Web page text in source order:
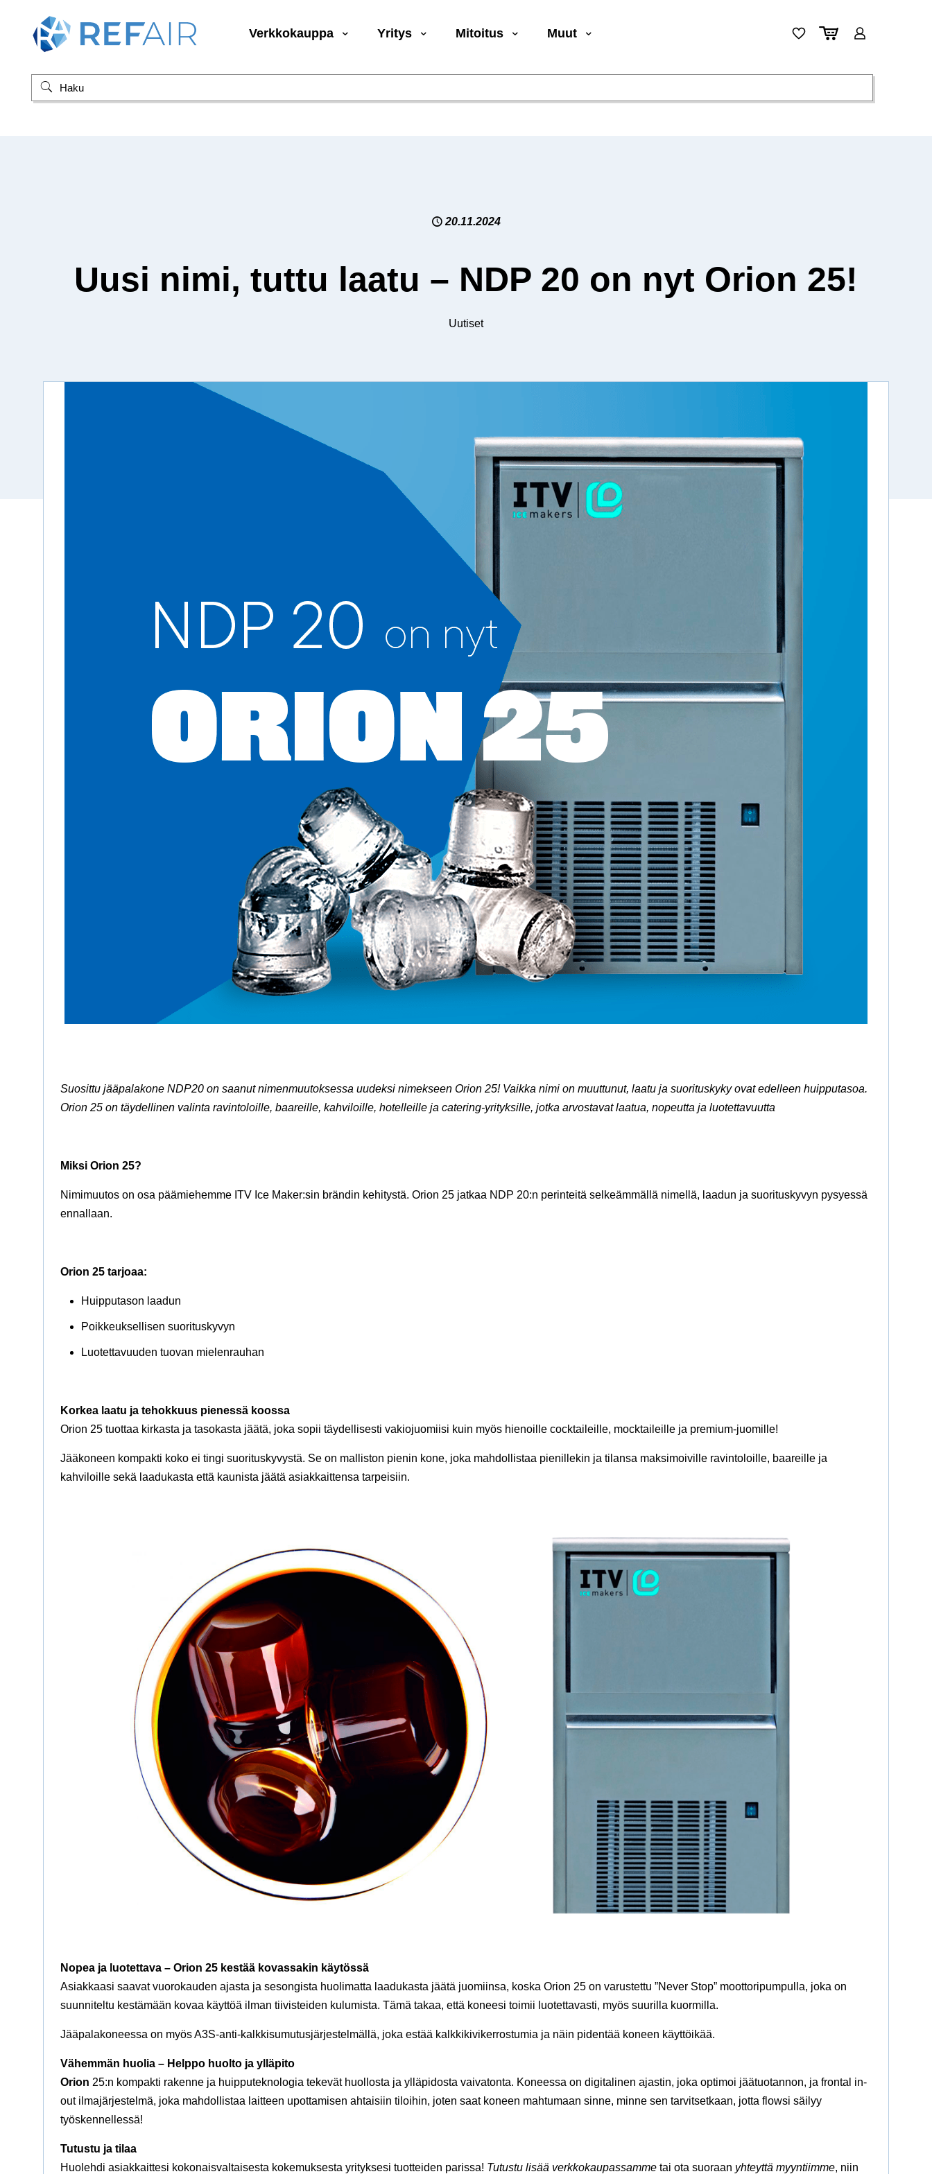
Verkkokauppa Yritys Mitoitus Muut
20.11.2024
Uusi nimi, tuttu laatu – NDP 20 on nyt Orion 25!
Uutiset
Suosittu jääpalakone NDP20 on saanut nimenmuutoksessa uudeksi nimekseen Orion 25! Vaikka nimi on muuttunut, laatu ja suorituskyky ovat edelleen huipputasoa.
Orion 25 on täydellinen valinta ravintoloille, baareille, kahviloille, hotelleille ja catering-yrityksille, jotka arvostavat laatua, nopeutta ja luotettavuutta
Miksi Orion 25?
Nimimuutos on osa päämiehemme ITV Ice Maker:sin brändin kehitystä. Orion 25 jatkaa NDP 20:n perinteitä selkeämmällä nimellä, laadun ja suorituskyvyn pysyessä
ennallaan.
Orion 25 tarjoaa:
Huipputason laadun
Poikkeuksellisen suorituskyvyn
Luotettavuuden tuovan mielenrauhan
Korkea laatu ja tehokkuus pienessä koossa
Orion 25 tuottaa kirkasta ja tasokasta jäätä, joka sopii täydellisesti vakiojuomiisi kuin myös hienoille cocktaileille, mocktaileille ja premium-juomille!
Jääkoneen kompakti koko ei tingi suorituskyvystä. Se on malliston pienin kone, joka mahdollistaa pienillekin ja tilansa maksimoiville ravintoloille, baareille ja
kahviloille sekä laadukasta että kaunista jäätä asiakkaittensa tarpeisiin.
Nopea ja luotettava – Orion 25 kestää kovassakin käytössä
Asiakkaasi saavat vuorokauden ajasta ja sesongista huolimatta laadukasta jäätä juomiinsa, koska Orion 25 on varustettu ”Never Stop” moottoripumpulla, joka on
suunniteltu kestämään kovaa käyttöä ilman tiivisteiden kulumista. Tämä takaa, että koneesi toimii luotettavasti, myös suurilla kuormilla.
Jääpalakoneessa on myös A3S-anti-kalkkisumutusjärjestelmällä, joka estää kalkkikivikerrostumia ja näin pidentää koneen käyttöikää.
Vähemmän huolia – Helppo huolto ja ylläpito
Orion 25:n kompakti rakenne ja huipputeknologia tekevät huollosta ja ylläpidosta vaivatonta. Koneessa on digitalinen ajastin, joka optimoi jäätuotannon, ja frontal in-
out ilmajärjestelmä, joka mahdollistaa laitteen upottamisen ahtaisiin tiloihin, joten saat koneen mahtumaan sinne, minne sen tarvitsetkaan, jotta flowsi säilyy
työskennellessä!
Tutustu ja tilaa
Huolehdi asiakkaittesi kokonaisvaltaisesta kokemuksesta yrityksesi tuotteiden parissa! Tutustu lisää verkkokaupassamme tai ota suoraan yhteyttä myyntiimme, niin